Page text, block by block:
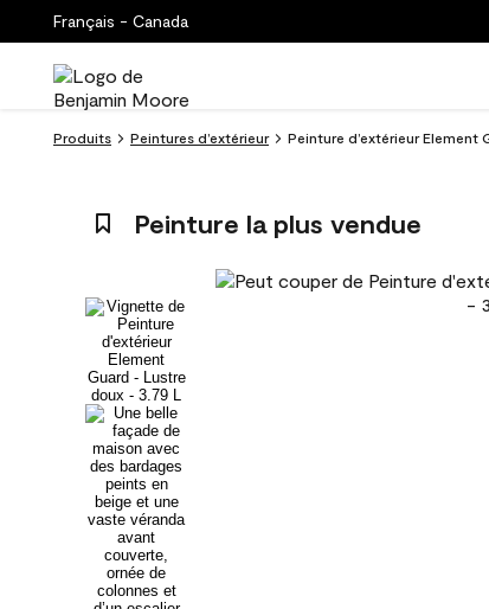
Français - Canada
Produits Peintures d’extérieur Peinture d’extérieur Element
Peinture la plus vendue